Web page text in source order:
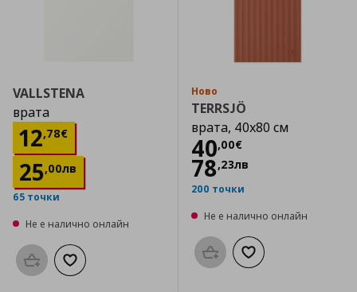
VALLSTENA
врата
12,78€
Цена
25,00лв
65 точки
Не е налично онлайн
Προσθήκη στο καλάθι
Добави към списъка с любими
Ново
TERRSJÖ
врата, 40x80 см
40,00€
Цена
78,23лв
200 точки
Не е налично онлайн
Προσθήκη στο καλάθι
Добави към